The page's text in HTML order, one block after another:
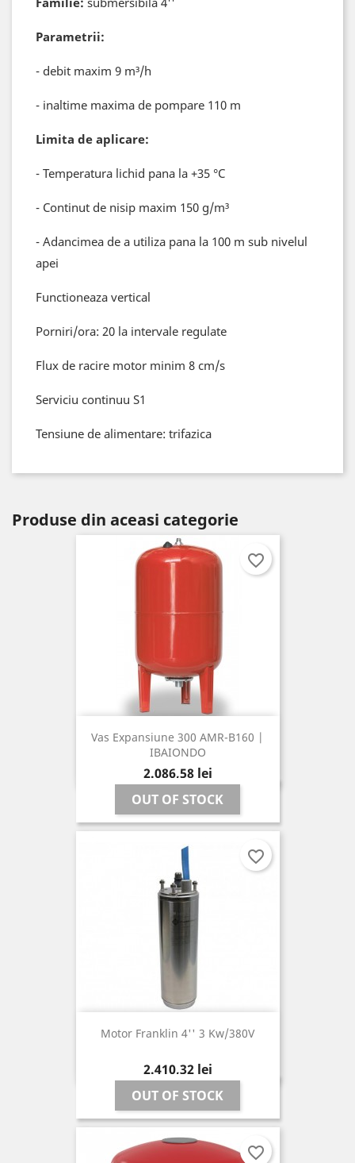
Parametrii:
- debit maxim 9 m³/h
- inaltime maxima de pompare 110 m
Limita de aplicare:
- Temperatura lichid pana la +35 °C
- Continut de nisip maxim 150 g/m³
- Adancimea de a utiliza pana la 100 m sub nivelul
apei
Functioneaza vertical
Porniri/ora: 20 la intervale regulate
Flux de racire motor minim 8 cm/s
Serviciu continuu S1
Tensiune de alimentare: trifazica
Produse din aceasi categorie
Vas Expansiune 300 AMR-B160 |
IBAIONDO
Pret
2.086,58 lei
OUT OF STOCK
favorite_border
Motor Franklin 4'' 3 Kw/380V
Pret
2.410,32 lei
OUT OF STOCK
favorite_border
favorite_border